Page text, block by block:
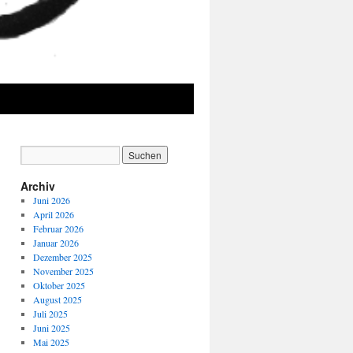
Archiv
Juni 2026
April 2026
Februar 2026
Januar 2026
Dezember 2025
November 2025
Oktober 2025
August 2025
Juli 2025
Juni 2025
Mai 2025